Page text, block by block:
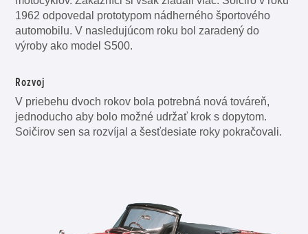
1962 odpovedal prototypom nádherného športového
automobilu. V nasledujúcom roku bol zaradený do
výroby ako model S500.
Rozvoj
V priebehu dvoch rokov bola potrebná nová továreň,
jednoducho aby bolo možné udržať krok s dopytom.
Soičirov sen sa rozvíjal a šesťdesiate roky pokračovali.